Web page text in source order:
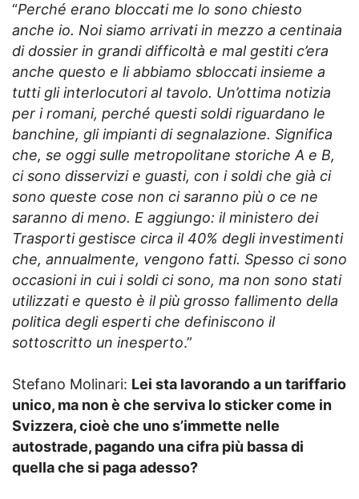
“Perché erano bloccati me lo sono chiesto
anche io. Noi siamo arrivati in mezzo a centinaia
di dossier in grandi difficoltà e mal gestiti c’era
anche questo e li abbiamo sbloccati insieme a
tutti gli interlocutori al tavolo. Un’ottima notizia
per i romani, perché questi soldi riguardano le
banchine, gli impianti di segnalazione. Significa
che, se oggi sulle metropolitane storiche A e B,
ci sono disservizi e guasti, con i soldi che già ci
sono queste cose non ci saranno più o ce ne
saranno di meno. E aggiungo: il ministero dei
Trasporti gestisce circa il 40% degli investimenti
che, annualmente, vengono fatti. Spesso ci sono
occasioni in cui i soldi ci sono, ma non sono stati
utilizzati e questo è il più grosso fallimento della
politica degli esperti che definiscono il
sottoscritto un inesperto.”
Stefano Molinari: Lei sta lavorando a un tariffario
unico, ma non è che serviva lo sticker come in
Svizzera, cioè che uno s’immette nelle
autostrade, pagando una cifra più bassa di
quella che si paga adesso?